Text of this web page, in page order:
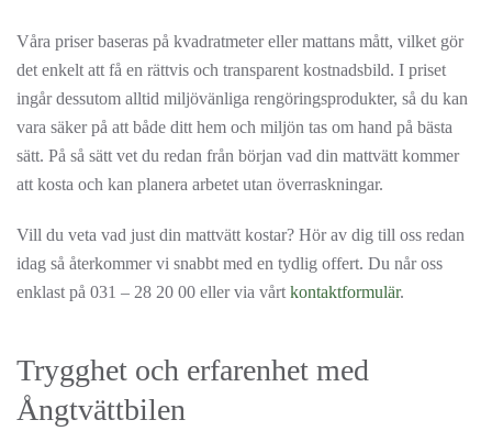
Våra priser baseras på kvadratmeter eller mattans mått, vilket gör
det enkelt att få en rättvis och transparent kostnadsbild. I priset
ingår dessutom alltid miljövänliga rengöringsprodukter, så du kan
vara säker på att både ditt hem och miljön tas om hand på bästa
sätt. På så sätt vet du redan från början vad din mattvätt kommer
att kosta och kan planera arbetet utan överraskningar.
Vill du veta vad just din mattvätt kostar? Hör av dig till oss redan
idag så återkommer vi snabbt med en tydlig offert. Du når oss
enklast på 031 – 28 20 00 eller via vårt kontaktformulär.
Trygghet och erfarenhet med
Ångtvättbilen